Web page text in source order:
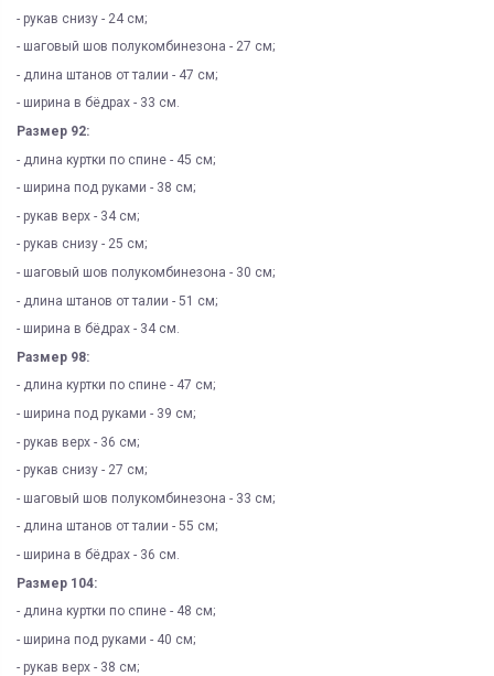
- рукав снизу - 24 см;
- шаговый шов полукомбинезона - 27 см;
- длина штанов от талии - 47 см;
- ширина в бёдрах - 33 см.
Размер 92:
- длина куртки по спине - 45 см;
- ширина под руками - 38 см;
- рукав верх - 34 см;
- рукав снизу - 25 см;
- шаговый шов полукомбинезона - 30 см;
- длина штанов от талии - 51 см;
- ширина в бёдрах - 34 см.
Размер 98:
- длина куртки по спине - 47 см;
- ширина под руками - 39 см;
- рукав верх - 36 см;
- рукав снизу - 27 см;
- шаговый шов полукомбинезона - 33 см;
- длина штанов от талии - 55 см;
- ширина в бёдрах - 36 см.
Размер 104:
- длина куртки по спине - 48 см;
- ширина под руками - 40 см;
- рукав верх - 38 см;